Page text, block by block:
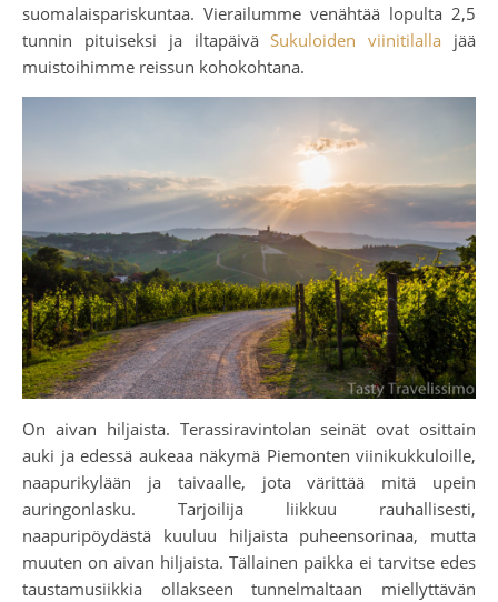
suomalaispariskuntaa. Vierailumme venähtää lopulta 2,5
tunnin pituiseksi ja iltapäiväSukuloiden viinitilalla jää
muistoihimme reissun kohokohtana.
On aivan hiljaista. Terassiravintolan seinät ovat osittain
auki ja edessä aukeaa näkymä Piemonten viinikukkuloille,
naapurikylään ja taivaalle, jota värittää mitä upein
auringonlasku. Tarjoilija liikkuu rauhallisesti,
naapuripöydästä kuuluu hiljaista puheensorinaa, mutta
muuten on aivan hiljaista. Tällainen paikka ei tarvitse edes
taustamusiikkia ollakseen tunnelmaltaan miellyttävän